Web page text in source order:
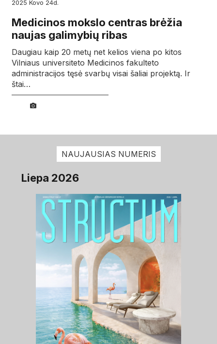
2025 kovo 24d.
Medicinos mokslo centras brėžia
naujas galimybių ribas
Daugiau kaip 20 metų net kelios viena po kitos
Vilniaus universiteto Medicinos fakulteto
administracijos tęsė svarbų visai šaliai projektą. Ir
štai…
NAUJAUSIAS NUMERIS
Liepa 2026